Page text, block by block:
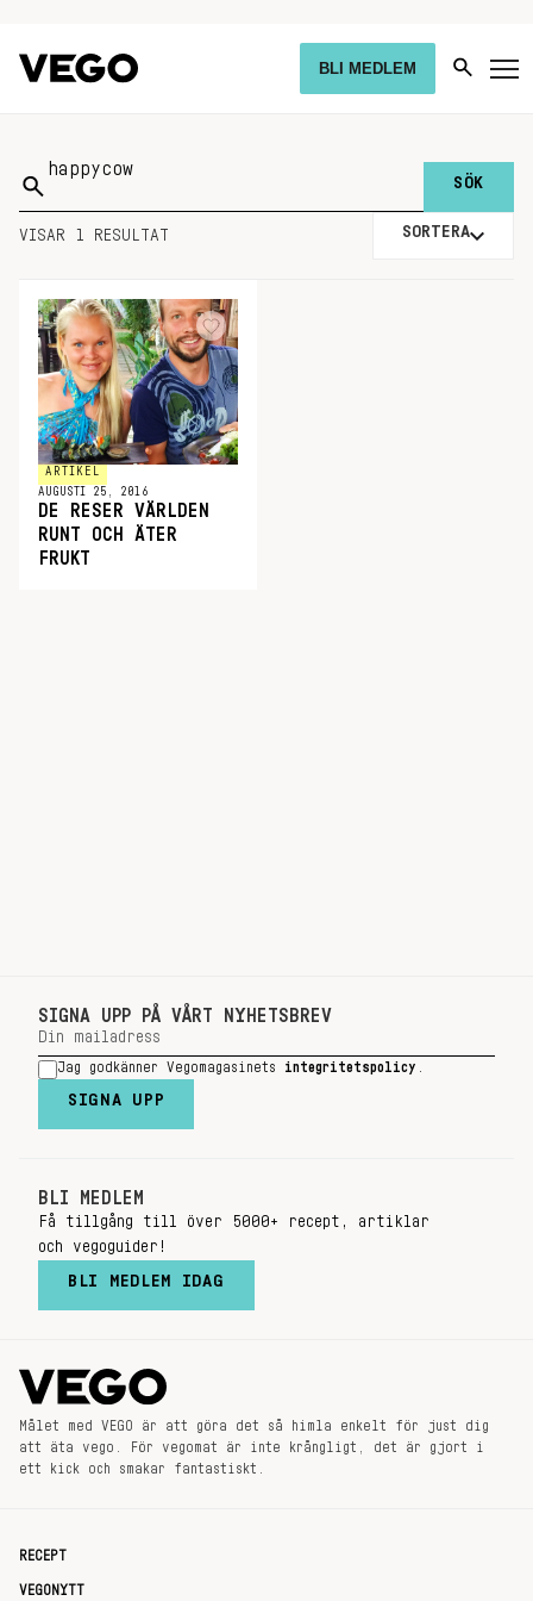
BLI MEDLEM
Sök
på:
VISAR 1 RESULTAT SORTERA
ARTIKEL
AUGUSTI 25, 2016
DE RESER VÄRLDEN
RUNT OCH ÄTER
FRUKT
SIGNA UPP PÅ VÅRT NYHETSBREV
Jag godkänner Vegomagasinets integritetspolicy
SIGNA UPP
BLI MEDLEM
Få tillgång till över 5000+ recept, artiklar
och vegoguider!
BLI MEDLEM IDAG
Målet med VEGO är att göra det så himla enkelt för just dig
att äta vego. För vegomat är inte krångligt, det är gjort i
ett kick och smakar fantastiskt.
RECEPT
VEGONYTT